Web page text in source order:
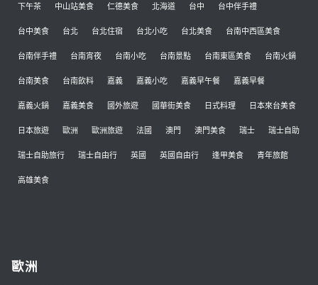
下午茶 中山站美食 仁德美食 北海道 台中 台中伴手禮
台中美食 台北 台北住宿 台北小吃 台北美食 台南中西區美食
台南伴手禮 台南宵夜 台南小吃 台南景點 台南東區美食 台南火鍋
台南美食 台南飲料 嘉義 嘉義小吃 嘉義早午餐 嘉義早餐
嘉義火鍋 嘉義美食 國外旅遊 國華街美食 日式料理 日本來台美食
日本旅遊 歐洲 歐洲旅遊 法國 澳門 澳門美食 瑞士 瑞士自助
瑞士自助旅行 瑞士自由行 英國 英國自由行 逢甲美食 青年旅館
高雄美食
歐洲